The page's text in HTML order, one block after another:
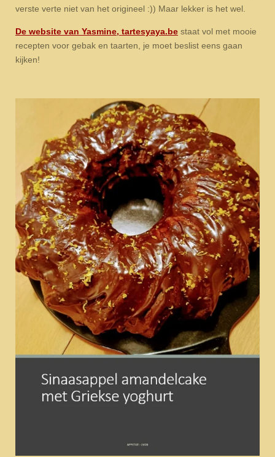
verste verte niet van het origineel :)) Maar lekker is het wel.
De website van Yasmine, tartesyaya.be staat vol met mooie
recepten voor gebak en taarten, je moet beslist eens gaan
kijken!